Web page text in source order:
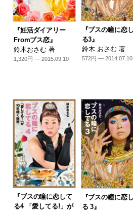
『妊活ダイアリー
Fromブス恋』
鈴木おさむ 著
1,320円 — 2015.09.10
『ブスの瞳に恋
る3』
鈴木 おさむ 著
572円 — 2014.07.10
『ブスの瞳に恋して
る4 「愛してる!」が
『ブスの瞳に恋
る 3』